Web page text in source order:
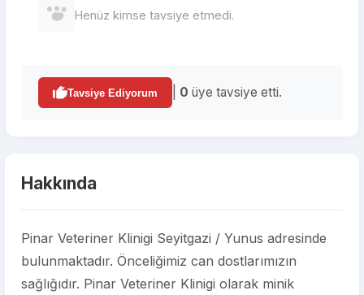
Henüz kimse tavsiye etmedi.
Tavsiye Ediyorum 0 üye tavsiye etti.
Hakkında
Pinar Veteriner Klinigi Seyitgazi / Yunus adresinde
bulunmaktadır. Önceliğimiz can dostlarımızın
sağlığıdır. Pinar Veteriner Klinigi olarak minik